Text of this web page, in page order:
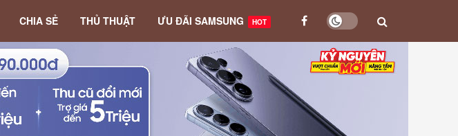
CHIA SẺ THỦ THUẬT ƯU ĐÃI SAMSUNG HOT